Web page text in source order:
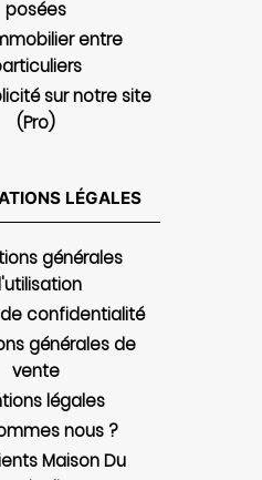
posées
entre
sur notre site
(Pro)
LÉGALES
générales
confidentialité
générales de
vente
légales
nous ?
Maison Du